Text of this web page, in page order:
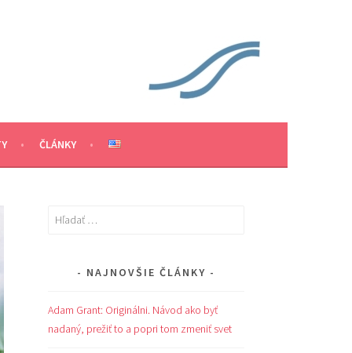
ČLÁNKY
Hľadať:
NAJNOVŠIE ČLÁNKY
Adam Grant: Originálni. Návod ako byť
nadaný, prežiť to a popri tom zmeniť svet